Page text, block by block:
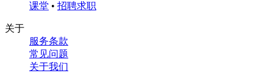
课堂 • 招聘求职
关于
服务条款
常见问题
关于我们